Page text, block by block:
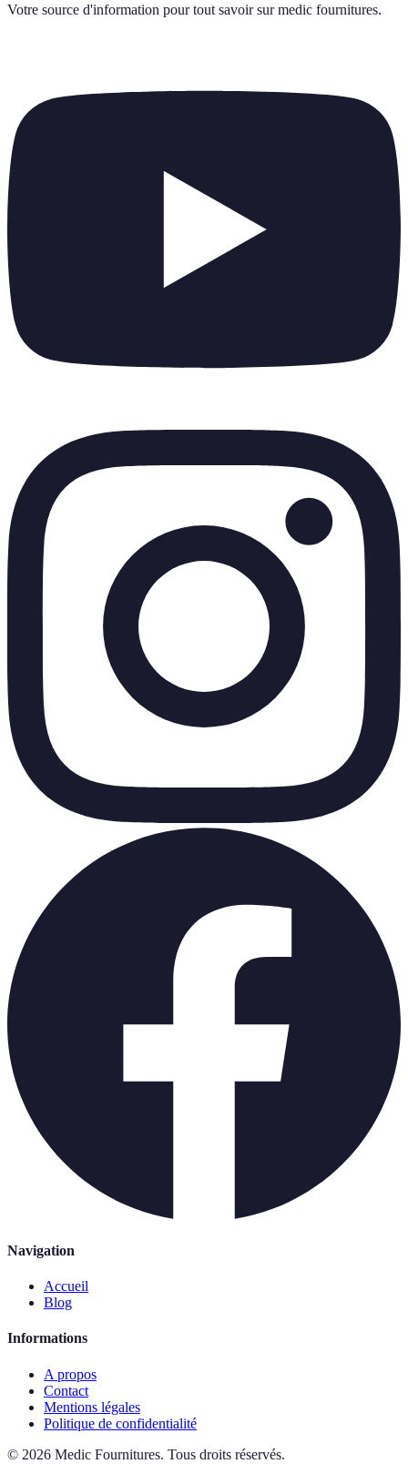
Votre source d'information pour tout savoir sur medic fournitures.
Navigation
Accueil
Blog
Informations
A propos
Contact
Mentions légales
Politique de confidentialité
© 2026 Medic Fournitures. Tous droits réservés.